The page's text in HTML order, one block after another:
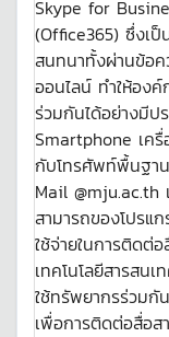
Skype for
(Office365) ซึ่งเป็
สนทนาทั้งผ่านข้อค
ออนไลน์ ทำให้องค์
ร่วมกันได้อย่างมีป
Smartphone เค
กับโทรศัพท์พื้นฐา
Mail @mju.ac.th
สามารถของโปรแ
ใช้จ่ายในการติดต่
เทคโนโลยีสารสน
ใช้ทรัพยากรร่วมกั
เพื่อการติดต่อสื่อส